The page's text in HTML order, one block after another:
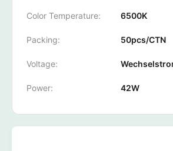
Color Temperature: 6500K
Packing: 50pcs/CTN
Voltage:
Power: 42W